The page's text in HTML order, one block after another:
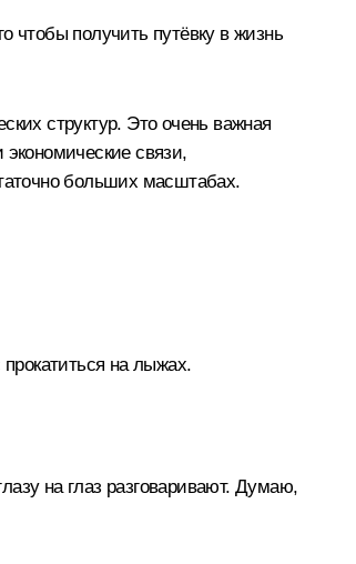
чтобы получить путёвку в жизнь
структур. Это очень важная
связи,
больших масштабах.
на лыжах.
на глаз разговаривают. Думаю,